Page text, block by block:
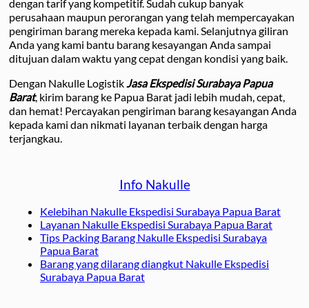
dengan tarif yang kompetitif. Sudah cukup banyak
perusahaan maupun perorangan yang telah mempercayakan
pengiriman barang mereka kepada kami. Selanjutnya giliran
Anda yang kami bantu barang kesayangan Anda sampai
ditujuan dalam waktu yang cepat dengan kondisi yang baik.
Dengan Nakulle LogistikJasa Ekspedisi Surabaya Papua
Barat, kirim barang ke Papua Barat jadi lebih mudah, cepat,
dan hemat! Percayakan pengiriman barang kesayangan Anda
kepada kami dan nikmati layanan terbaik dengan harga
terjangkau.
Info Nakulle
Kelebihan Nakulle Ekspedisi Surabaya Papua Barat
Layanan Nakulle Ekspedisi Surabaya Papua Barat
Tips Packing Barang Nakulle Ekspedisi Surabaya
Papua Barat
Barang yang dilarang diangkut Nakulle Ekspedisi
Surabaya Papua Barat